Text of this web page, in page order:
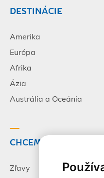
DESTINÁCIE
Amerika
Európa
Afrika
Ázia
Austrália a Oceánia
CHCEM CESTOVAŤ
Zľavy